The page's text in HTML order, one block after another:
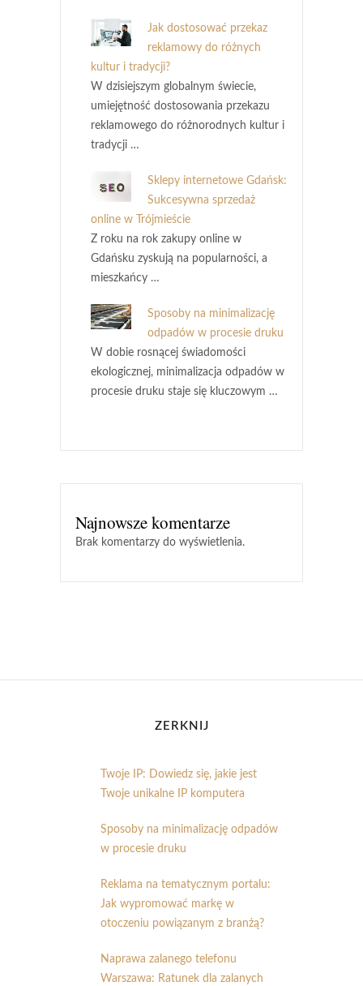
Jak dostosować przekaz
reklamowy do różnych
kultur i tradycji?
W dzisiejszym globalnym świecie,
umiejętność dostosowania przekazu
reklamowego do różnorodnych kultur i
tradycji …
Sklepy internetowe Gdańsk:
Sukcesywna sprzedaż
online w Trójmieście
Z roku na rok zakupy online w
Gdańsku zyskują na popularności, a
mieszkańcy …
Sposoby na minimalizację
odpadów w procesie druku
W dobie rosnącej świadomości
ekologicznej, minimalizacja odpadów w
procesie druku staje się kluczowym …
Najnowsze komentarze
Brak komentarzy do wyświetlenia.
ZERKNIJ
Twoje IP: Dowiedz się, jakie jest
Twoje unikalne IP komputera
Sposoby na minimalizację odpadów
w procesie druku
Reklama na tematycznym portalu:
Jak wypromować markę w
otoczeniu powiązanym z branżą?
Naprawa zalanego telefonu
Warszawa: Ratunek dla zalanych